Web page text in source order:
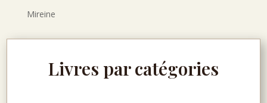
Mireine
Livres par catégories